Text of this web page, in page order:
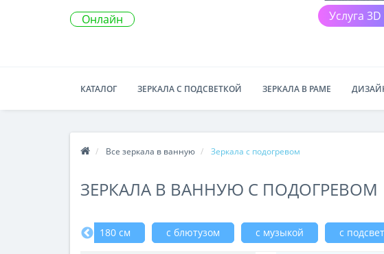
Онлайн
Услуга
КАТАЛОГ ЗЕРКАЛА С ПОДСВЕТКОЙ ЗЕРКАЛА В РАМЕ
Все зеркала в ванную Зеркала с подогревом
ЗЕРКАЛА В ВАННУЮ С ПОДОГРЕВОМ
180 см с блютузом с музыкой с